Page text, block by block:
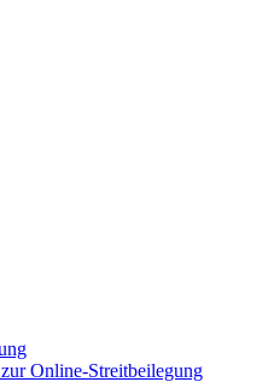
Online-Streitbeilegung